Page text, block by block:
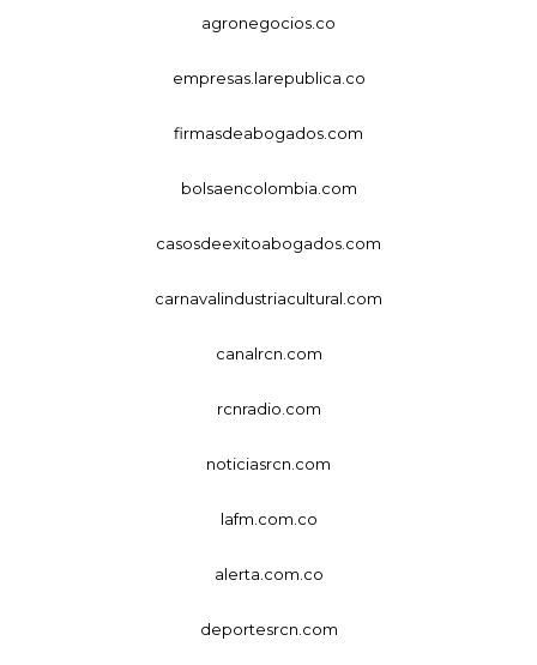
agronegocios.co
empresas.larepublica.co
firmasdeabogados.com
bolsaencolombia.com
casosdeexitoabogados.com
carnavalindustriacultural.com
canalrcn.com
rcnradio.com
noticiasrcn.com
lafm.com.co
alerta.com.co
deportesrcn.com